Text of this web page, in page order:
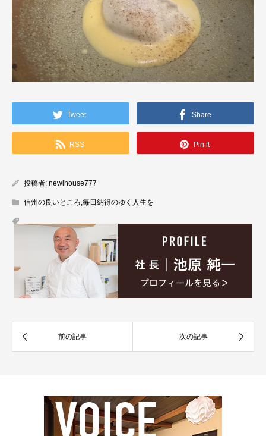
Tweet Share
RSS Pin it
投稿者: newlhouse777
信州の良いところ 毎日納得のゆく人生を